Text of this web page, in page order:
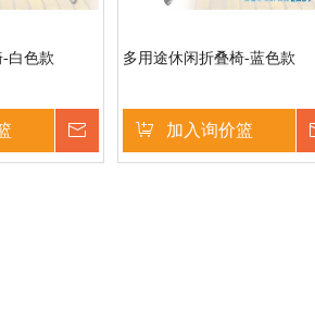
白色款 多用途休闲折叠椅-蓝色款
加入询价篮